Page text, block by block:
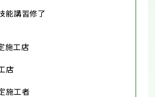
能講習修了
施工店
店
施工者